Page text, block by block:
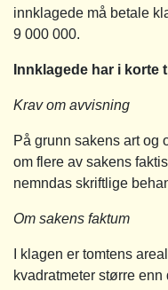
innklagede må betale
9 000 000.
Innklagede har i korte
Krav om avvisning
På grunn sakens art og
om flere av sakens
nemndas skriftlige
Om sakens faktum
I klagen er tomtens
kvadratmeter større